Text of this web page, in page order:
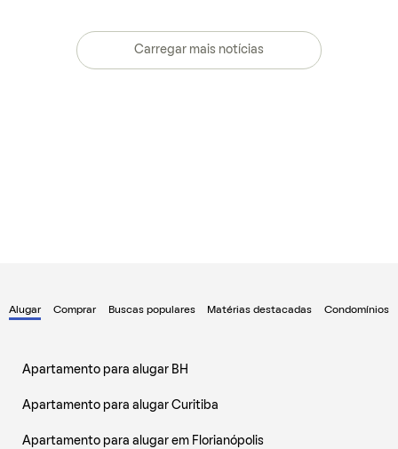
Carregar mais notícias
Alugar Comprar Buscas populares Matérias destacadas Condomínios
Apartamento para alugar BH
Apartamento para alugar Curitiba
Apartamento para alugar em Florianópolis